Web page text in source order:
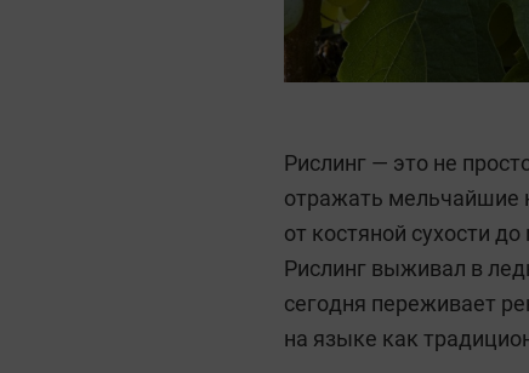
Рислинг — это не
отражать мельчайшие
от костяной сухости
Рислинг выживал в
сегодня переживает
на языке как